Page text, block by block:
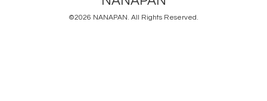
©2026 NANAPAN. All Rights Reserved.